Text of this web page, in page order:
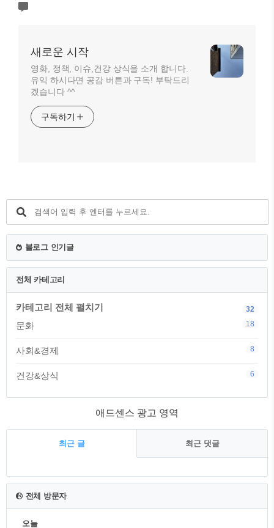
새로운 시작
영화, 정책, 이슈,건강 상식을 소개 합니다.
유익 하시다면 공감 버튼과 구독! 부탁드리
겠습니다 ^^
구독하기
블로그 인기글
전체 카테고리
카테고리 전체 펼치기 32
문화 18
사회&경제 8
건강&상식 6
애드센스 광고 영역
최근 글 최근 댓글
최
근
글
전체 방문자
오늘